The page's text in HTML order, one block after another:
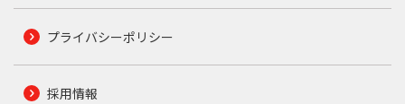
プライバシーポリシー
採用情報